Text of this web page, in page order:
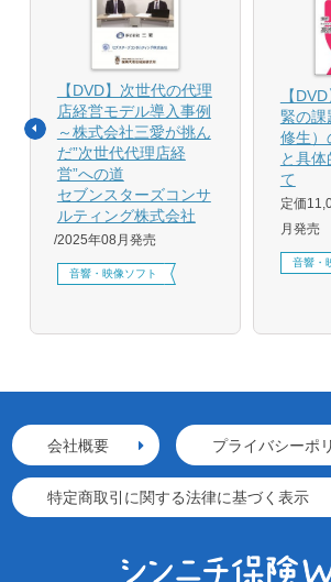
【DVD】次世代の代理
店経営モデル導入事例
～株式会社三愛が挑ん
だ”次世代代理店経
営”への道
セブンスターズコンサ
ルティング株式会社
2025年08月発売
音響・映像ソフト
【
緊の課
修生）
と具
て
定価
月発売
音響・
会社概要 プライバシーポ
特定商取引に関する法律に基づく表示